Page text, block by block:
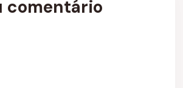
comentário